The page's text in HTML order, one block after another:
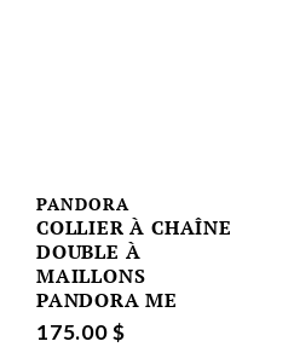
PANDORA
COLLIER À CHAÎNE
DOUBLE À
MAILLONS
PANDORA ME
175.00 $